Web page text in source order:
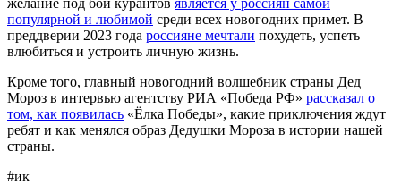
популярной и любимой среди всех новогодних примет. В
преддверии 2023 года россияне мечтали похудеть, успеть
влюбиться и устроить личную жизнь.
Кроме того, главный новогодний волшебник страны Дед
Мороз в интервью агентству РИА «Победа РФ» рассказал о
том, как появилась «Ёлка Победы», какие приключения ждут
ребят и как менялся образ Дедушки Мороза в истории нашей
страны.
#ик